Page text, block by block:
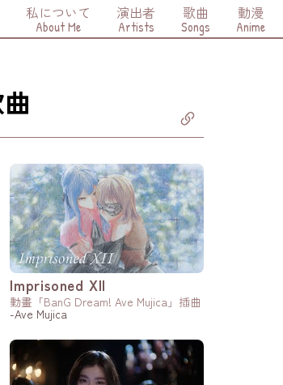
私について
About Me
演出者
Artists
歌曲
Songs
動漫
Anime
Imprisoned XII
動畫「BanG Dream! Ave Mujica」插曲
-Ave Mujica